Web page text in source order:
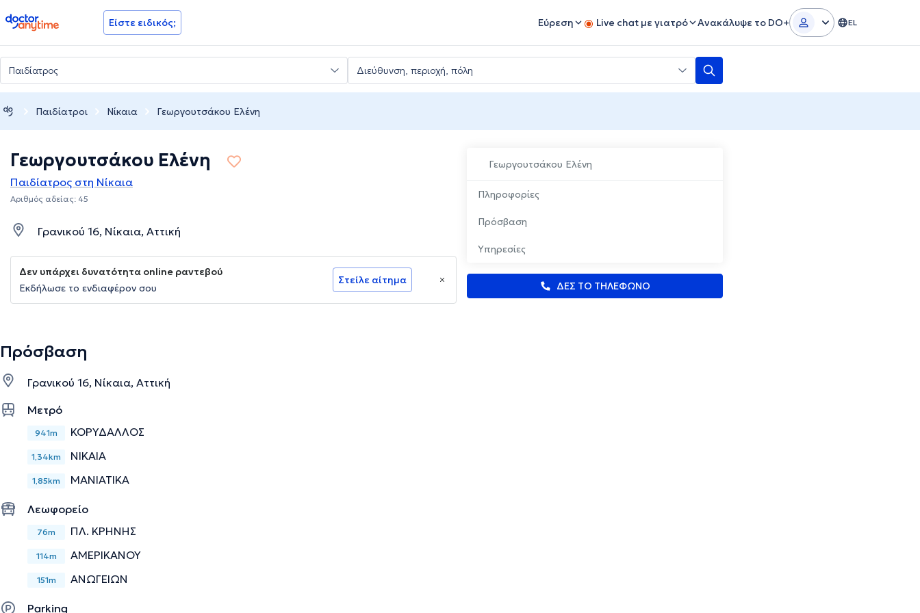
doctoranytime Είστε ειδικός; Εύρεση Live chat με γιατρό Ανακάλυψε το DO+ EL
Παιδίατροι Νίκαια Γεωργουτσάκου Ελένη
Γεωργουτσάκου Ελένη
Πληροφορίες
Πρόσβαση
Υπηρεσίες
ΔΕΣ ΤΟ ΤΗΛΕΦΩΝΟ
Γεωργουτσάκου Ελένη
Παιδίατρος στη Νίκαια
Αριθμός αδείας: 45
Γρανικού 16, Νίκαια, Αττική
Δεν υπάρχει δυνατότητα online ραντεβού
Εκδήλωσε το ενδιαφέρον σου
Στείλε αίτημα
Πρόσβαση
Γρανικού 16, Νίκαια, Αττική
Μετρό
941m ΚΟΡΥΔΑΛΛΟΣ
1,34km ΝΙΚΑΙΑ
1,85km ΜΑΝΙΑΤΙΚΑ
Λεωφορείο
76m ΠΛ. ΚΡΗΝΗΣ
114m ΑΜΕΡΙΚΑΝΟΥ
151m ΑΝΩΓΕΙΩΝ
Parking